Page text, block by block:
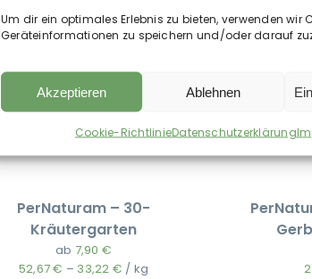
Um dir ein optimales Erlebnis zu bieten, verwenden wir
Geräteinformationen zu speichern und/oder darauf
Akzeptieren Ablehnen
Cookie-RichtlinieDatenschutzerklärung
PerNaturam – 30-
Kräutergarten
ab 7,90 €
52,67€ – 33,22 € / kg